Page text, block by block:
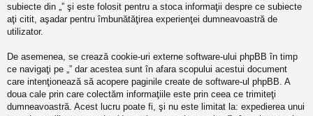
subiecte din „” şi este folosit pentru a stoca informaţii despre ce subiecte
aţi citit, aşadar pentru îmbunătăţirea experienţei dumneavoastră de
utilizator.
De asemenea, se crează cookie-uri externe software-ului phpBB în timp
ce navigaţi pe „” dar acestea sunt în afara scopului acestui document
care intenţionează să acopere paginile create de software-ul phpBB. A
doua cale prin care colectăm informaţiile este prin ceea ce trimiteţi
dumneavoastră. Acest lucru poate fi, şi nu este limitat la: expedierea unui